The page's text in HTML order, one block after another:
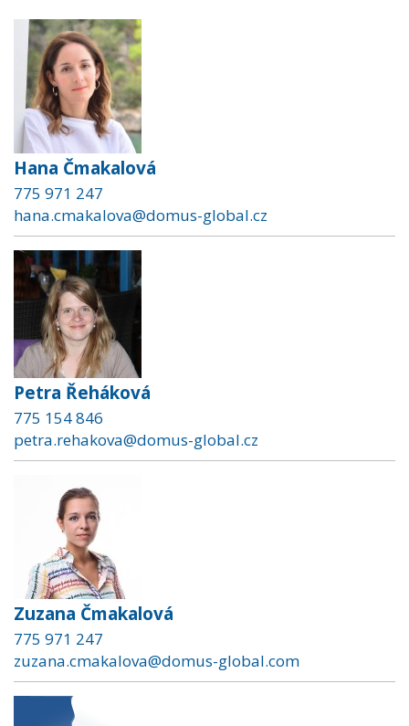
Hana Čmakalová
775 971 247
hana.cmakalova@domus-global.cz
Petra Řeháková
775 154 846
petra.rehakova@domus-global.cz
Zuzana Čmakalová
775 971 247
zuzana.cmakalova@domus-global.com